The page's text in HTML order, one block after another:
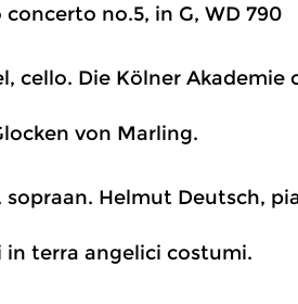
concerto no.5, in G, WD 790
cello. Die Kölner Akademie
von Marling.
sopraan. Helmut Deutsch,
in terra angelici costumi.